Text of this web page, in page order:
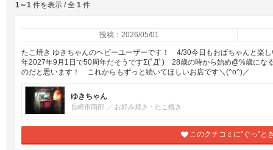
1～1 件を表示 / 全 1 件
投稿：2026/05/01
たこ焼き ゆきちゃんのヘビーユーザーです！ 4/30今日もおばちゃんと楽
年2027年9月1日で50周年だそうですΣ(ﾟДﾟ) 28歳の時から始め@%歳に
のだと思います！ これからもずっと続いてほしいお店です＼(^o^)／
ゆきちゃん
長崎市南部 お好み焼き・たこ焼き
このクチコミに“ぐっ”と